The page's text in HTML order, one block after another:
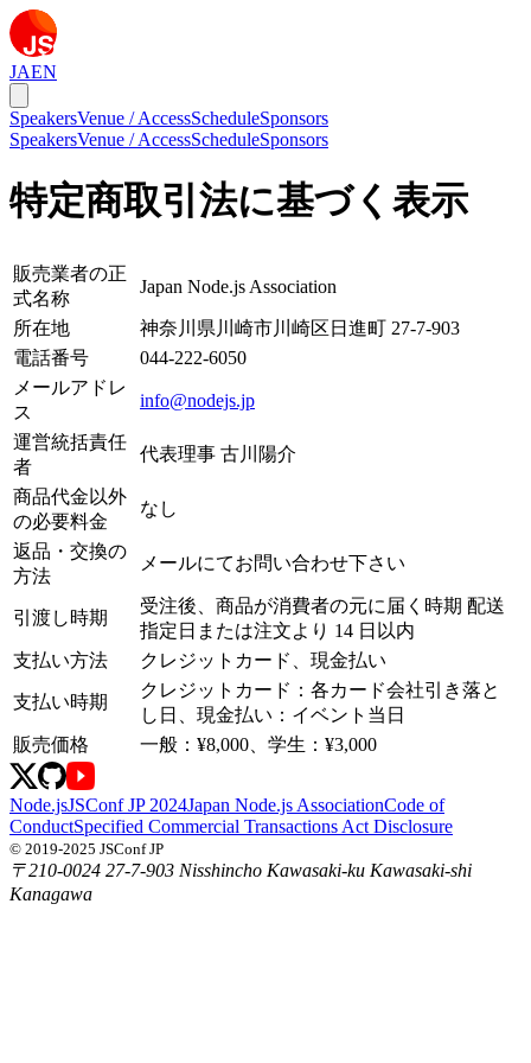
JAEN
SpeakersVenue / AccessScheduleSponsors
SpeakersVenue / AccessScheduleSponsors
特定商取引法に基づく表示
販売業者の正
式名称
Japan Node.js Association
所在地
神奈川県川崎市川崎区日進町 27-7-903
電話番号
044-222-6050
メールアドレ
ス
info@nodejs.jp
運営統括責任
者
代表理事 古川陽介
商品代金以外
の必要料金
なし
返品・交換の
方法
メールにてお問い合わせ下さい
引渡し時期
受注後、商品が消費者の元に届く時期 配送
指定日または注文より 14 日以内
支払い方法
クレジットカード、現金払い
支払い時期
クレジットカード：各カード会社引き落と
し日、現金払い：イベント当日
販売価格
一般：¥8,000、学生：¥3,000
Node.jsJSConf JP 2024Japan Node.js AssociationCode of
ConductSpecified Commercial Transactions Act Disclosure
© 2019-2025 JSConf JP
〒210-0024 27-7-903 Nisshincho Kawasaki-ku Kawasaki-shi
Kanagawa